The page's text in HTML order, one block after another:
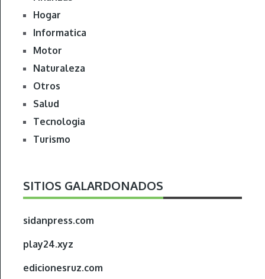
Hogar
Informatica
Motor
Naturaleza
Otros
Salud
Tecnologia
Turismo
SITIOS GALARDONADOS
sidanpress.com
play24.xyz
edicionesruz.com